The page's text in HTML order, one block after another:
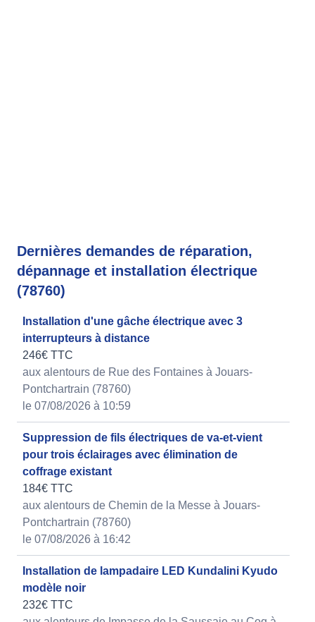
Dernières demandes de réparation,
dépannage et installation électrique
(78760)
Installation d'une gâche électrique avec 3
interrupteurs à distance
246€ TTC
aux alentours de Rue des Fontaines à Jouars-
Pontchartrain (78760)
le 07/08/2026 à 10:59
Suppression de fils électriques de va-et-vient
pour trois éclairages avec élimination de
coffrage existant
184€ TTC
aux alentours de Chemin de la Messe à Jouars-
Pontchartrain (78760)
le 07/08/2026 à 16:42
Installation de lampadaire LED Kundalini Kyudo
modèle noir
232€ TTC